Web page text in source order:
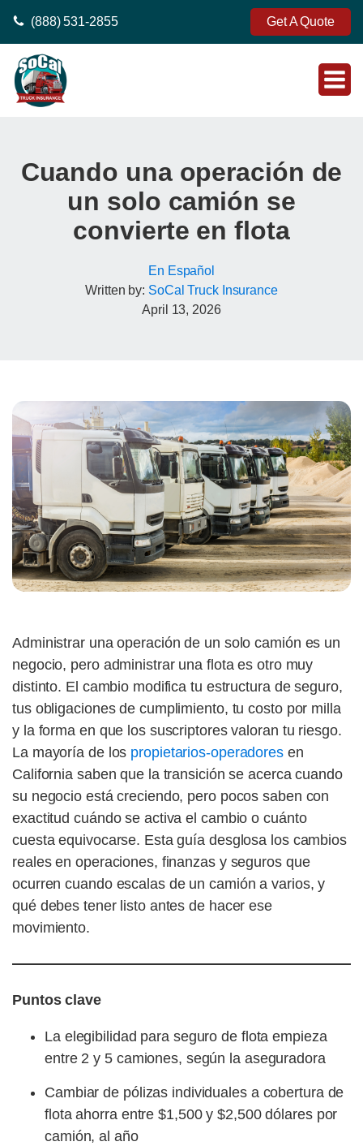
(888) 531-2855 Get A Quote
Cuando una operación de
un solo camión se
convierte en flota
En Español
Written by: SoCal Truck Insurance
April 13, 2026
Administrar una operación de un solo camión es un
negocio, pero administrar una flota es otro muy
distinto. El cambio modifica tu estructura de seguro,
tus obligaciones de cumplimiento, tu costo por milla
y la forma en que los suscriptores valoran tu riesgo.
La mayoría de los propietarios-operadoresen
California saben que la transición se acerca cuando
su negocio está creciendo, pero pocos saben con
exactitud cuándo se activa el cambio o cuánto
cuesta equivocarse. Esta guía desglosa los cambios
reales en operaciones, finanzas y seguros que
ocurren cuando escalas de un camión a varios, y
qué debes tener listo antes de hacer ese
movimiento.
Puntos clave
La elegibilidad para seguro de flota empieza
entre 2 y 5 camiones, según la aseguradora
Cambiar de pólizas individuales a cobertura de
flota ahorra entre $1,500 y $2,500 dólares por
camión, al año